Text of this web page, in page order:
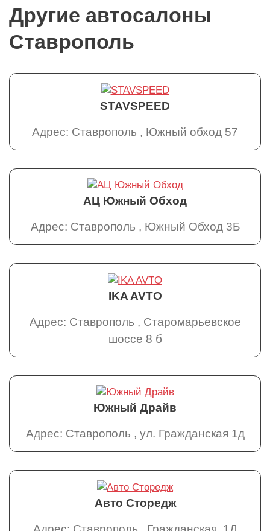
Другие автосалоны
Ставрополь
STAVSPEED
Адрес: Ставрополь , Южный обход 57
АЦ Южный Обход
Адрес: Ставрополь , Южный Обход 3Б
IKA AVTO
Адрес: Ставрополь , Старомарьевское
шоссе 8 б
Южный Драйв
Адрес: Ставрополь , ул. Гражданская 1д
Авто Сторедж